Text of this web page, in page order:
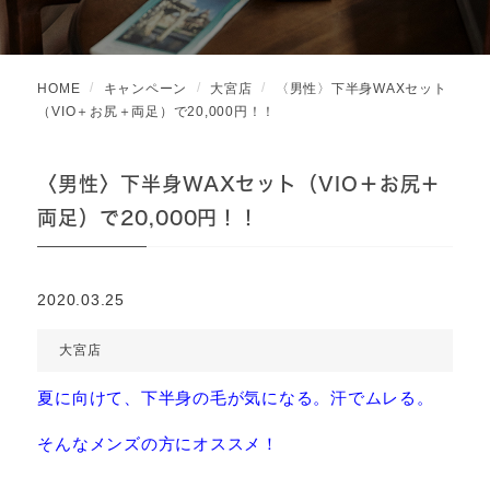
HOME キャンペーン 大宮店
〈男性〉下半身WAXセット
（VIO＋お尻＋両足）で20,000円！！
〈男性〉下半身WAXセット（VIO＋お尻＋
両足）で20,000円！！
2020.03.25
大宮店
夏に向けて、下半身の毛が気になる。汗でムレる。
そんなメンズの方にオススメ！